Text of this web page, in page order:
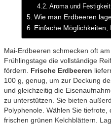
Aroma und
Wie man Erdbeeren
Einfache
Mai-Erdbeeren schmecken oft
Frühlingstage die vollständige
fördern. Frische Erdbeeren
100 g, genug, um zur Deckung
und gleichzeitig die
zu unterstützen. Sie bieten
Polyphenole. Wählen Sie
frischen grünen Kelchblättern.